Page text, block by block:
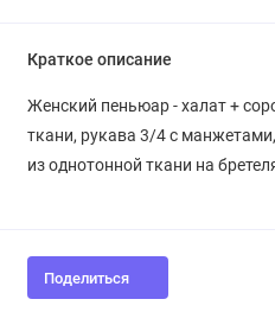
Краткое описание
Женский пеньюар - халат +
ткани, рукава 3/4 с
из однотонной ткани на
Поделиться